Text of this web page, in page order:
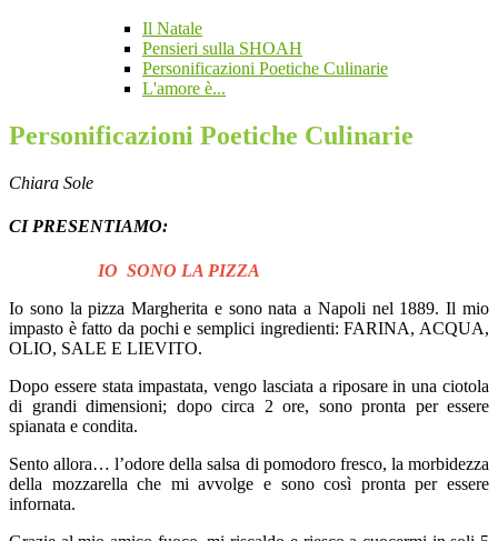
Il Natale
Pensieri sulla SHOAH
Personificazioni Poetiche Culinarie
L'amore è...
Personificazioni Poetiche Culinarie
Chiara Sole
CI PRESENTIAMO:
IO SONO LA PIZZA
Io sono la pizza Margherita e sono nata a Napoli nel 1889. Il mio
impasto è fatto da pochi e semplici ingredienti: FARINA, ACQUA,
OLIO, SALE E LIEVITO.
Dopo essere stata impastata, vengo lasciata a riposare in una ciotola
di grandi dimensioni; dopo circa 2 ore, sono pronta per essere
spianata e condita.
Sento allora… l’odore della salsa di pomodoro fresco, la morbidezza
della mozzarella che mi avvolge e sono così pronta per essere
infornata.